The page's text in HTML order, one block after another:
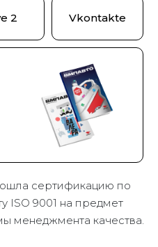
2 Vkontakte
сертификацию по
ISO 9001 на предмет
менеджмента качества.